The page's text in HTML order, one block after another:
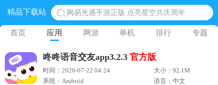
精品下载站
网易光遇手游正版 点亮星空共庆周年
黎明觉醒生机腾讯正版 黎明觉醒生机国际服
奥特曼王者传奇 正版奥特曼游戏
地铁跑酷体验服国际服 地铁跑酷体验服版本
首页 应用 网游 单机 排行 专题
咚咚语音交友app3.2.3 官方版
时间：2026-07-22 04:24
大小：92.1M
系统：Android
语言：中文